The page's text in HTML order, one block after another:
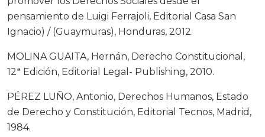
pensamiento de Luigi Ferrajoli, Editorial Casa San
Ignacio) / (Guaymuras), Honduras, 2012.
MOLINA GUAITA, Hernán, Derecho Constitucional,
12ª Edición, Editorial Legal- Publishing, 2010.
PÉREZ LUÑO, Antonio, Derechos Humanos, Estado
de Derecho y Constitución, Editorial Tecnos, Madrid,
1984.